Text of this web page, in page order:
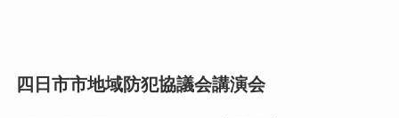
四日市市地域防犯協議会講演会